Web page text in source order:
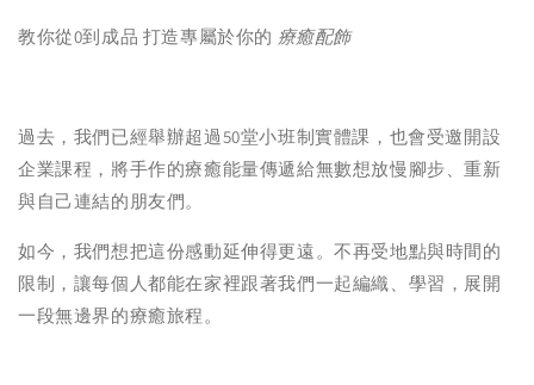
教你從0到成品 打造專屬於你的 療癒配飾
過去，我們已經舉辦超過50堂小班制實體課，也會受邀開設
企業課程，將手作的療癒能量傳遞給無數想放慢腳步、重新
與自己連結的朋友們。
如今，我們想把這份感動延伸得更遠。不再受地點與時間的
限制，讓每個人都能在家裡跟著我們一起編織、學習，展開
一段無邊界的療癒旅程。